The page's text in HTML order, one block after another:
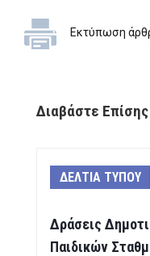
Εκτύπωση
Διαβάστε Επίσης
ΔΕΛΤΙΑ ΤΥΠΟΥ
Δράσεις
Παιδικών